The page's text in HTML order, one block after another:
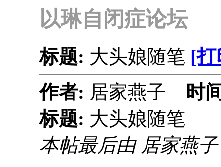
以琳自闭症论坛
标题: 大头娘随笔 [打
作者: 居家燕子 时
标题: 大头娘随笔
本帖最后由 居家燕